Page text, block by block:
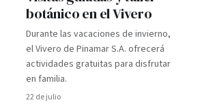
botánico en el Vivero
Durante las vacaciones de invierno,
el Vivero de Pinamar S.A. ofrecerá
actividades gratuitas para disfrutar
en familia.
22 de julio